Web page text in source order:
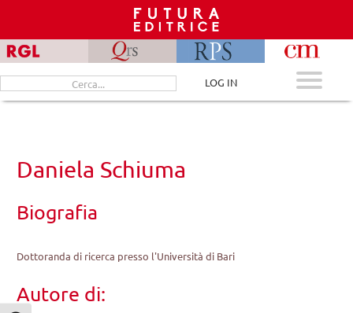
content
Cerca
per:
LOG IN
Daniela Schiuma
Biografia
Dottoranda di ricerca presso l'Università di Bari
Autore di: